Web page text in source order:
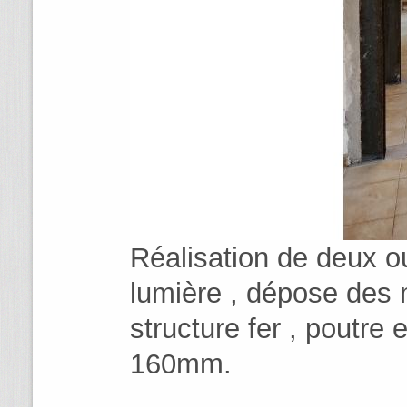
Réalisation de deux
lumière , dépose
structure fer , poutre
160mm.